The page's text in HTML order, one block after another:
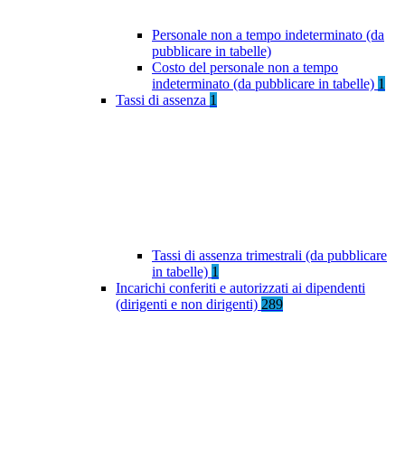
Personale non a tempo indeterminato (da
pubblicare in tabelle)
Costo del personale non a tempo
indeterminato (da pubblicare in tabelle) 1
Tassi di assenza 1
Tassi di assenza trimestrali (da pubblicare
in tabelle) 1
Incarichi conferiti e autorizzati ai dipendenti
(dirigenti e non dirigenti) 289